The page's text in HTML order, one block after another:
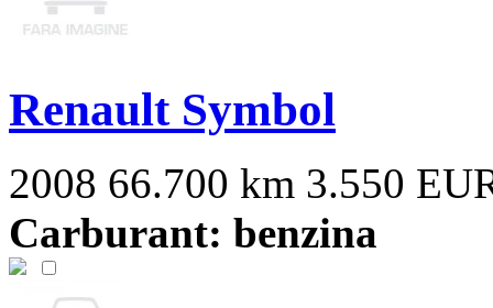
Renault Symbol
2008 66.700 km 3.550
Carburant: benzina